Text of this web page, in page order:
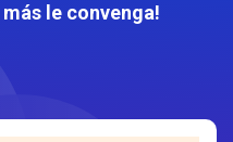
le convenga!